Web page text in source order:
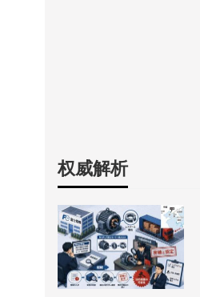
权威解析